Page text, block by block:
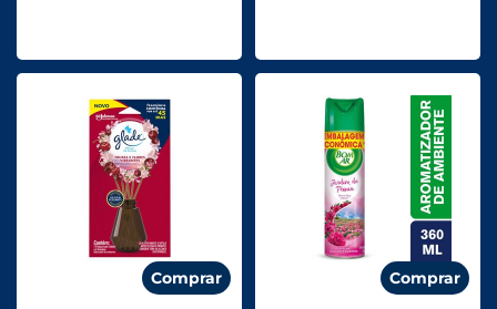
Comprar Comprar